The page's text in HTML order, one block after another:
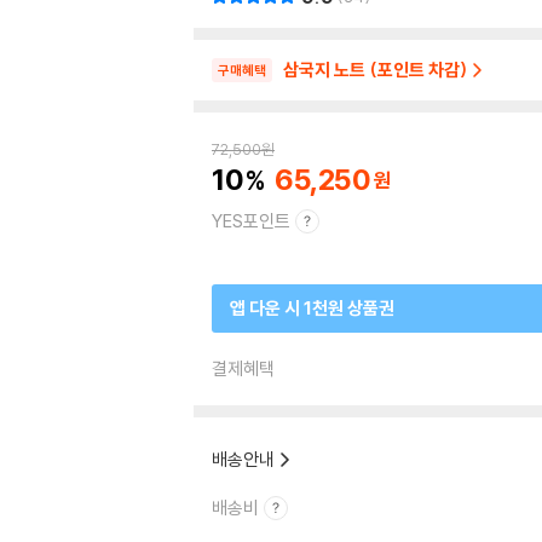
구매혜택 삼국지 노트 (포인트 차감)
72,500원
10 65,250
YES포인트
앱 다운 시 1천원 상품권
결제혜택
배송안내
배송비